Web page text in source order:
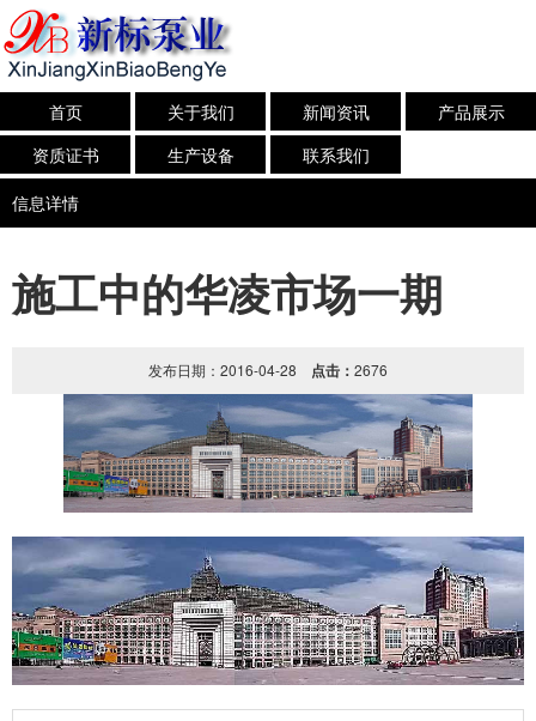
首页 关于我们 新闻资讯
产品展示
资质证书
生产设备
联系我们
信息详情
施工中的华凌市场一期
发布日期：2016-04-28 点击： 2676